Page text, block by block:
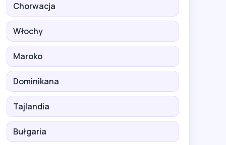
Chorwacja
Włochy
Maroko
Dominikana
Tajlandia
Bułgaria